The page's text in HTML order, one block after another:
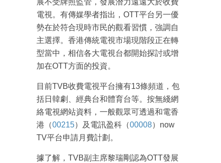
展不受牌照監管，發展潛力遠遠大於收費
電視。有傳媒學者指出，OTT平台另一優
勢在於符合現時市民的觀看習慣，強調自
主選擇。香港傳統電視市場現階段正在轉
型當中，相信各大電視台都開始探討或增
加在OTT方面的投資。
目前TVB收費電視平台擁有13條頻道，包
括日韓劇、經典台和體育台等。按無綫網
絡電視網站資料，一般觀眾可透過和電香
港（00215）及電訊盈科（00008）now
TV平台申請月費計劃。
據了解，TVB副主席黎瑞剛認為OTT發展